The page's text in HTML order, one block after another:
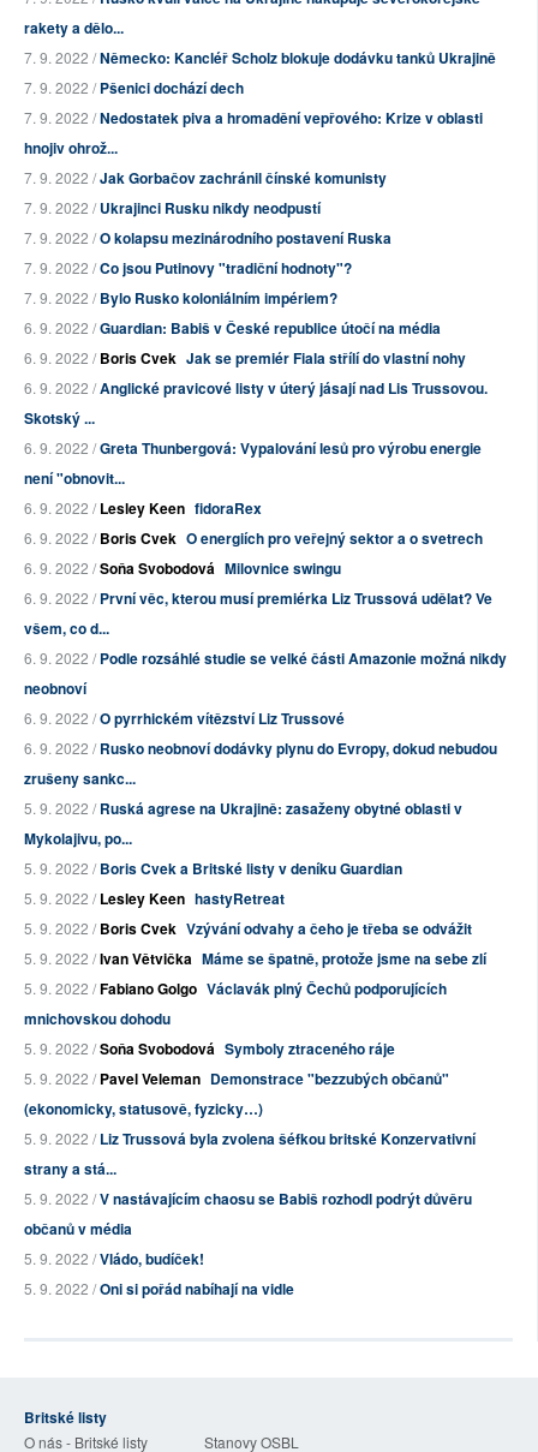
rakety a dělo...
7. 9. 2022 /Německo: Kancléř Scholz blokuje dodávku tanků Ukrajině
7. 9. 2022 /Pšenici dochází dech
7. 9. 2022 /Nedostatek piva a hromadění vepřového: Krize v oblasti
hnojiv ohrož...
7. 9. 2022 /Jak Gorbačov zachránil čínské komunisty
7. 9. 2022 /Ukrajinci Rusku nikdy neodpustí
7. 9. 2022 /O kolapsu mezinárodního postavení Ruska
7. 9. 2022 /Co jsou Putinovy "tradiční hodnoty"?
7. 9. 2022 /Bylo Rusko koloniálním impériem?
6. 9. 2022 /Guardian: Babiš v České republice útočí na média
6. 9. 2022 /Boris Cvek Jak se premiér Fiala střílí do vlastní nohy
6. 9. 2022 /Anglické pravicové listy v úterý jásají nad Lis Trussovou.
Skotský ...
6. 9. 2022 /Greta Thunbergová: Vypalování lesů pro výrobu energie
není "obnovit...
6. 9. 2022 /Lesley Keen fidoraRex
6. 9. 2022 /Boris Cvek O energiích pro veřejný sektor a o svetrech
6. 9. 2022 /Soňa Svobodová Milovnice swingu
6. 9. 2022 /První věc, kterou musí premiérka Liz Trussová udělat? Ve
všem, co d...
6. 9. 2022 /Podle rozsáhlé studie se velké části Amazonie možná nikdy
neobnoví
6. 9. 2022 /O pyrrhickém vítězství Liz Trussové
6. 9. 2022 /Rusko neobnoví dodávky plynu do Evropy, dokud nebudou
zrušeny sankc...
5. 9. 2022 /Ruská agrese na Ukrajině: zasaženy obytné oblasti v
Mykolajivu, po...
5. 9. 2022 /Boris Cvek a Britské listy v deníku Guardian
5. 9. 2022 /Lesley Keen hastyRetreat
5. 9. 2022 /Boris Cvek Vzývání odvahy a čeho je třeba se odvážit
5. 9. 2022 /Ivan Větvička Máme se špatně, protože jsme na sebe zlí
5. 9. 2022 /Fabiano Golgo Václavák plný Čechů podporujících
mnichovskou dohodu
5. 9. 2022 /Soňa Svobodová Symboly ztraceného ráje
5. 9. 2022 /Pavel Veleman Demonstrace "bezzubých občanů"
(ekonomicky, statusově, fyzicky…)
5. 9. 2022 /Liz Trussová byla zvolena šéfkou britské Konzervativní
strany a stá...
5. 9. 2022 /V nastávajícím chaosu se Babiš rozhodl podrýt důvěru
občanů v média
5. 9. 2022 /Vládo, budíček!
5. 9. 2022 /Oni si pořád nabíhají na vidle
Britské listy
O nás - Britské listy Stanovy OSBL